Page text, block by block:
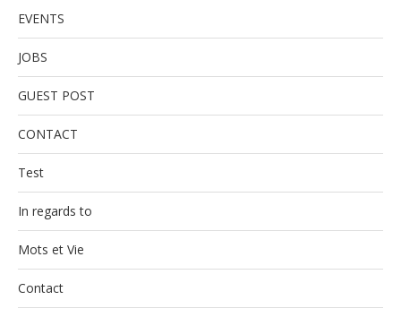
EVENTS
JOBS
GUEST POST
CONTACT
Test
In regards to
Mots et Vie
Contact